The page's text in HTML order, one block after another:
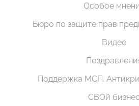
Особое
Бюро по защите прав
Видео
Поддержка МСП.
СВОй бизнес